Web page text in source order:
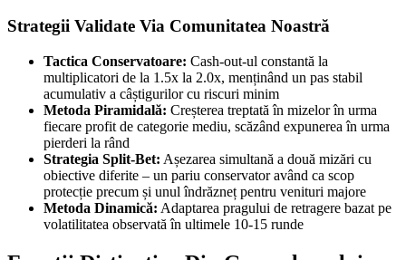
Strategii Validate Via Comunitatea Noastră
Tactica Conservatoare: Cash-out-ul constantă la
multiplicatori de la 1.5x la 2.0x, menținând un pas stabil
acumulativ a câștigurilor cu riscuri minim
Metoda Piramidală: Creșterea treptată în mizelor în urma
fiecare profit de categorie mediu, scăzând expunerea în urma
pierderi la rând
Strategia Split-Bet: Așezarea simultană a două mizări cu
obiective diferite – un pariu conservator având ca scop
protecție precum și unul îndrăzneț pentru venituri majore
Metoda Dinamică: Adaptarea pragului de retragere bazat pe
volatilitatea observată în ultimele 10-15 runde